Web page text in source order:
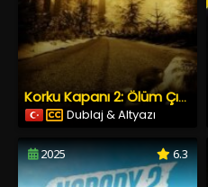
Korku Kapanı 2: Ölüm Çıkmazı
Dublaj & Altyazı
2025 6.3